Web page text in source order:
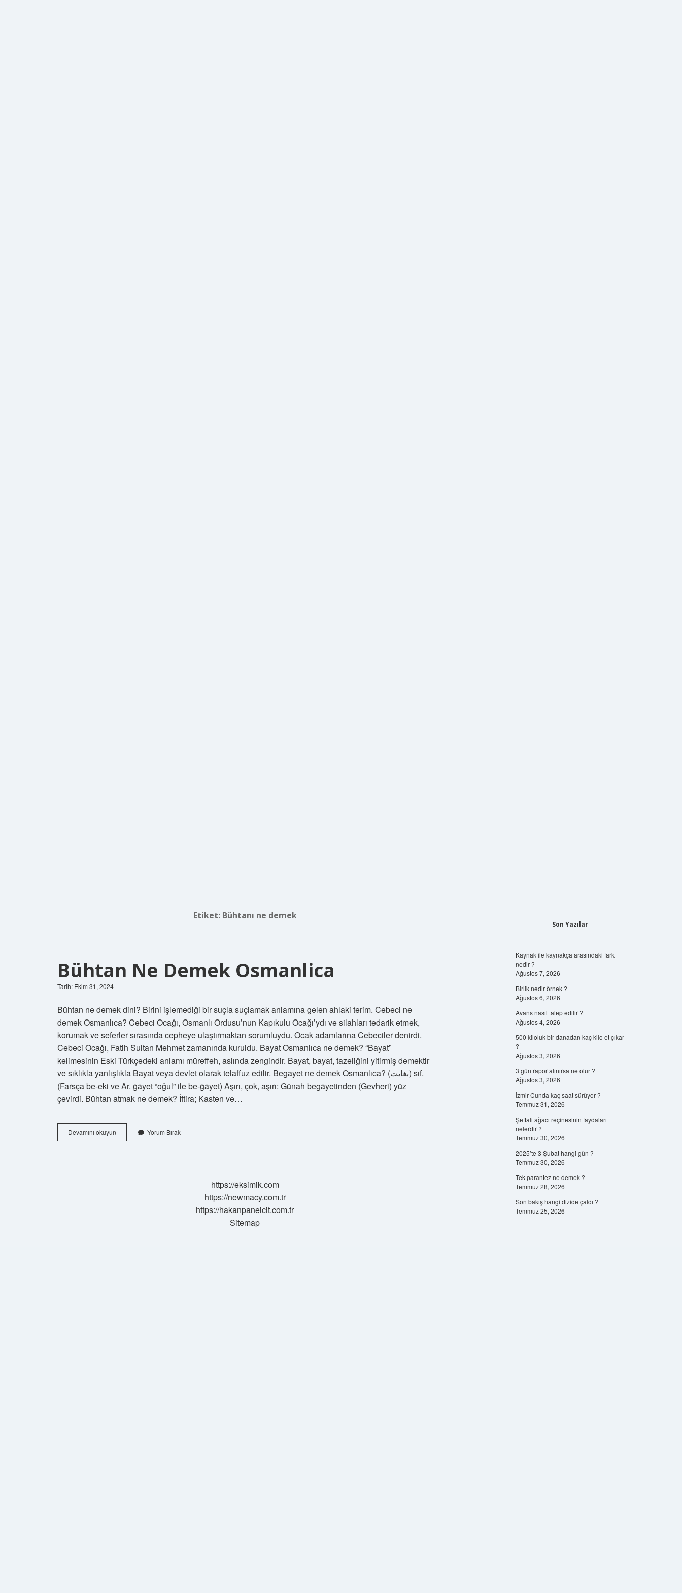
Etiket: Bühtanı ne demek
Bühtan Ne Demek Osmanlica
Tarih: Ekim 31, 2024
Bühtan ne demek dini? Birini işlemediği bir suçla suçlamak anlamına gelen ahlaki terim. Cebeci ne
demek Osmanlıca? Cebeci Ocağı, Osmanlı Ordusu’nun Kapıkulu Ocağı’ydı ve silahları tedarik etmek,
korumak ve seferler sırasında cepheye ulaştırmaktan sorumluydu. Ocak adamlarına Cebeciler denirdi.
Cebeci Ocağı, Fatih Sultan Mehmet zamanında kuruldu. Bayat Osmanlıca ne demek? “Bayat”
kelimesinin Eski Türkçedeki anlamı müreffeh, aslında zengindir. Bayat, bayat, tazeliğini yitirmiş demektir
ve sıklıkla yanlışlıkla Bayat veya devlet olarak telaffuz edilir. Begayet ne demek Osmanlıca? (ﺑﻐﺎﻳﺖ) sıf.
(Farsça be-eki ve Ar. ġāyet “oğul” ile be-ġāyet) Aşırı, çok, aşırı: Günah begāyetinden (Gevheri) yüz
çevirdi. Bühtan atmak ne demek? İftira; Kasten ve…
Devamını okuyun
Ne
Yorum Bırak
https://eksimik.com
https://newmacy.com.tr
https://hakanpanelcit.com.tr
Sitemap
Son Yazılar
Kaynak ile kaynakça arasındaki fark
nedir ?
Ağustos 7, 2026
Birlik nedir örnek ?
Ağustos 6, 2026
Avans nasıl talep edilir ?
Ağustos 4, 2026
500 kiloluk bir danadan kaç kilo et çıkar
?
Ağustos 3, 2026
3 gün rapor alınırsa ne olur ?
Ağustos 3, 2026
İzmir Cunda kaç saat sürüyor ?
Temmuz 31, 2026
Şeftali ağacı reçinesinin faydaları
nelerdir ?
Temmuz 30, 2026
2025’te 3 Şubat hangi gün ?
Temmuz 30, 2026
Tek parantez ne demek ?
Temmuz 28, 2026
Son bakış hangi dizide çaldı ?
Temmuz 25, 2026